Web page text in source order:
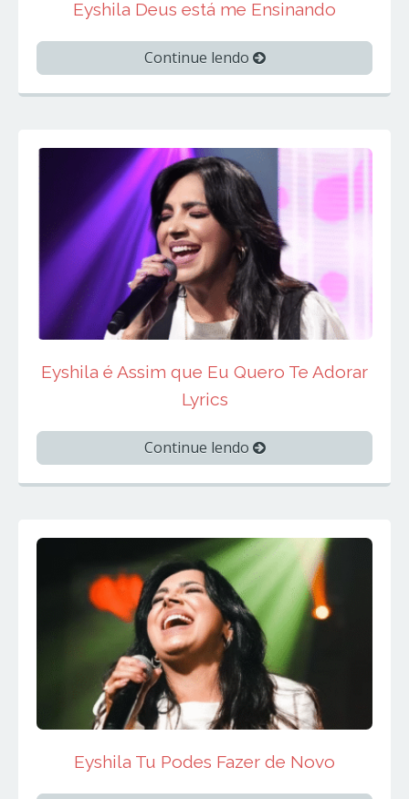
Eyshila Deus está me Ensinando
Continue lendo
Eyshila é Assim que Eu Quero Te Adorar
Lyrics
Continue lendo
Eyshila Tu Podes Fazer de Novo